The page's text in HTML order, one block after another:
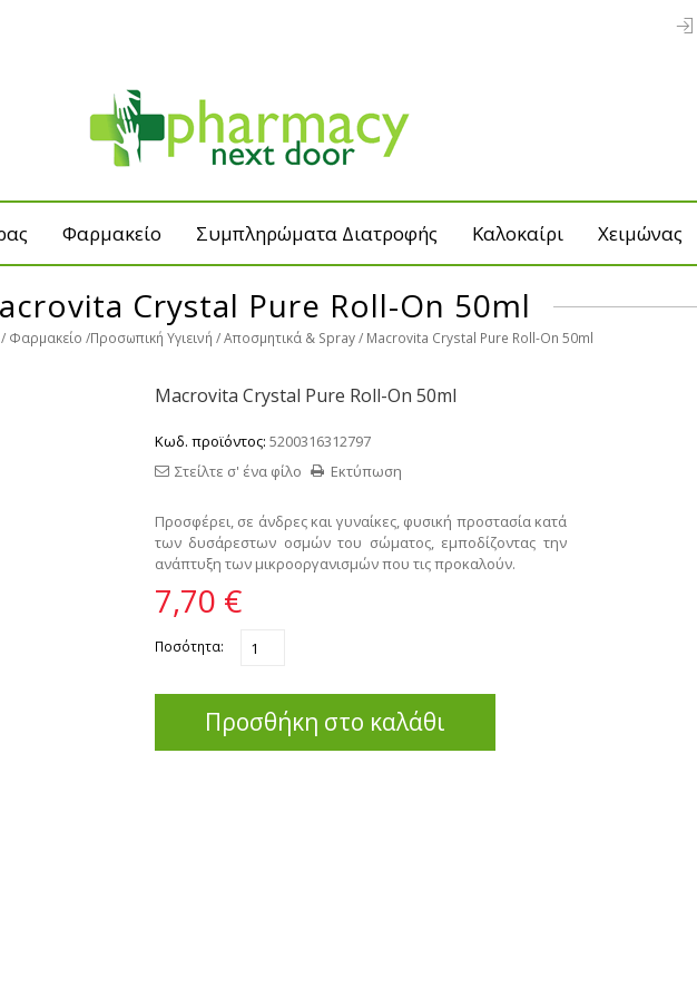
Φαρμακείο Συμπληρώματα Διατροφής Καλοκαίρι Χειμώνας
Crystal Pure Roll-On 50ml
Φαρμακείο Προσωπική Υγιεινή Αποσμητικά & Spray Macrovita Crystal Pure Roll-On 50ml
Macrovita Crystal Pure Roll-On 50ml
Κωδ. προϊόντος: 5200316312797
Εκτύπωση
Στείλτε σ' ένα φίλο
Προσφέρει, σε άνδρες και γυναίκες, φυσική προστασία κατά
των δυσάρεστων οσμών του σώματος, εμποδίζοντας την
ανάπτυξη των μικροοργανισμών που τις προκαλούν.
7,70 €
Ποσότητα:
Προσθήκη στο καλάθι